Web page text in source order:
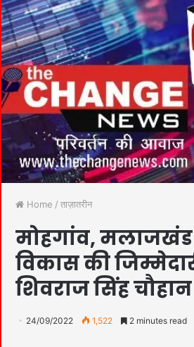
Home / ताज़ातरीन
मोहगांव,
विकास की
शिवराज सिंह चौहान
24/09/2022 1,522 2 minutes read